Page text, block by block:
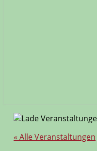
« Alle Veranstaltungen